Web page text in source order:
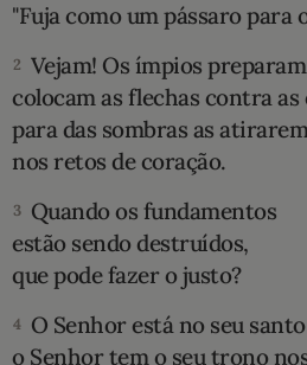
VERSÍCULO DO DIA
PALAVRA DO DIA
SALMO DO DIA
DEVOCIONAL DIÁRIO
10 MANDAMENTOS
ESTUDOS BÍBLICOS
"Fuja como um pássaro para
2 Vejam! Os ímpios
colocam as flechas contra as
para das sombras as atirarem
nos retos de coração.
3 Quando os fundamentos
estão sendo destruídos,
que pode fazer o justo?
4 O Senhor está no seu
o Senhor tem o seu trono